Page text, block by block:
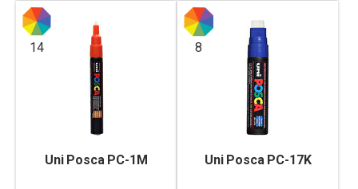
14
Uni Posca PC-1M
8
Uni Posca PC-17K